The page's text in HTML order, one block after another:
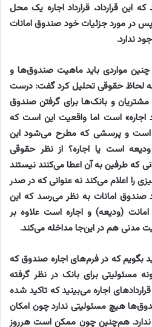
این قرارداد،‌ قرارداد اجاره یک محل
در مورد جزئیات خود صندوق امانات
ندارد.
چنین مواردی باید ماهیت صندوق‌ها و
به لحاظ حقوقی تحلیل کرد گفت:‌ درست
و بانک‌ها برای گرفتن صندوق
اجاره» است اما واقعیت این است که
است و پرسشی که مطرح می‌شود این
ودیعه است یا اجاره؟ از نظر حقوقی
که طرفین به آن اعطا می‌کنند نیستند
را اعلام می‌کند نه عنوانی که در صدر
صندوق امانات به نظر می‌رسد که این
امانت (ودیعه) و اجاره است علاوه بر
مدنی هم در این‌جا مداخله می‌کند.
بگویم که در فرم‌های اجاره صندوق که
مسئولیتی برای بانک در نظر گرفته
اجاره می‌بینید که تاکید شده
هیچ مسئولیتی ندارد چون امکان
ندارد. هم‌چنین چون ممکن است هرروز